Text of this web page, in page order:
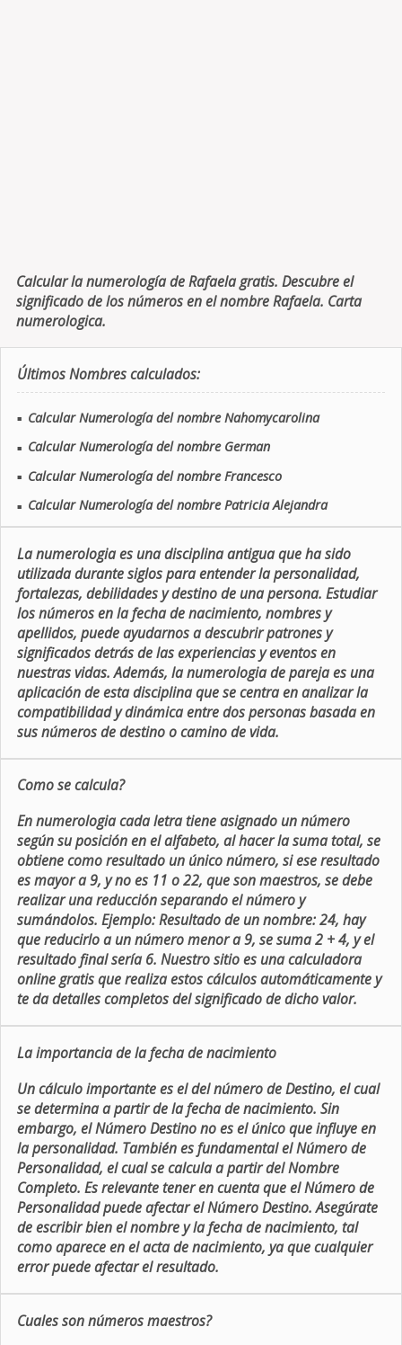
Calcular la numerología de Rafaela gratis. Descubre el
significado de los números en el nombre Rafaela. Carta
numerologica.
Últimos Nombres calculados:
■ Calcular Numerología del nombre Nahomycarolina
■ Calcular Numerología del nombre German
■ Calcular Numerología del nombre Francesco
■ Calcular Numerología del nombre Patricia Alejandra
La numerologia es una disciplina antigua que ha sido
utilizada durante siglos para entender la personalidad,
fortalezas, debilidades y destino de una persona. Estudiar
los números en la fecha de nacimiento, nombres y
apellidos, puede ayudarnos a descubrir patrones y
significados detrás de las experiencias y eventos en
nuestras vidas. Además, la numerologia de pareja es una
aplicación de esta disciplina que se centra en analizar la
compatibilidad y dinámica entre dos personas basada en
sus números de destino o camino de vida.
Como se calcula?
En numerologia cada letra tiene asignado un número
según su posición en el alfabeto, al hacer la suma total, se
obtiene como resultado un único número, si ese resultado
es mayor a 9, y no es 11 o 22, que son maestros, se debe
realizar una reducción separando el número y
sumándolos. Ejemplo: Resultado de un nombre: 24, hay
que reducirlo a un número menor a 9, se suma 2 + 4, y el
resultado final sería 6. Nuestro sitio es una calculadora
online gratis que realiza estos cálculos automáticamente y
te da detalles completos del significado de dicho valor.
La importancia de la fecha de nacimiento
Un cálculo importante es el del número de Destino, el cual
se determina a partir de la fecha de nacimiento. Sin
embargo, el Número Destino no es el único que influye en
la personalidad. También es fundamental el Número de
Personalidad, el cual se calcula a partir del Nombre
Completo. Es relevante tener en cuenta que el Número de
Personalidad puede afectar el Número Destino. Asegúrate
de escribir bien el nombre y la fecha de nacimiento, tal
como aparece en el acta de nacimiento, ya que cualquier
error puede afectar el resultado.
Cuales son números maestros?